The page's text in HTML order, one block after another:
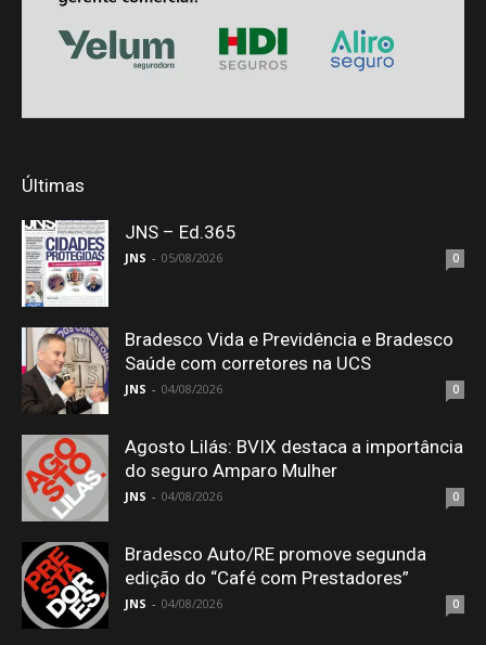
Últimas
JNS – Ed.365
JNS - 05/08/2026 0
Bradesco Vida e Previdência e Bradesco
Saúde com corretores na UCS
JNS - 04/08/2026 0
Agosto Lilás: BVIX destaca a importância
do seguro Amparo Mulher
JNS - 04/08/2026 0
Bradesco Auto/RE promove segunda
edição do “Café com Prestadores”
JNS - 04/08/2026 0